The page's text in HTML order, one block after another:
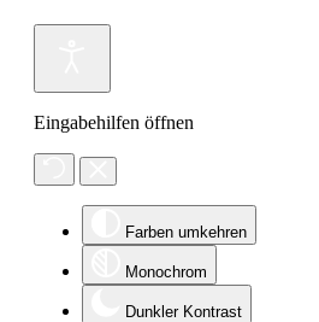
Eingabehilfen öffnen
Farben umkehren
Monochrom
Dunkler Kontrast